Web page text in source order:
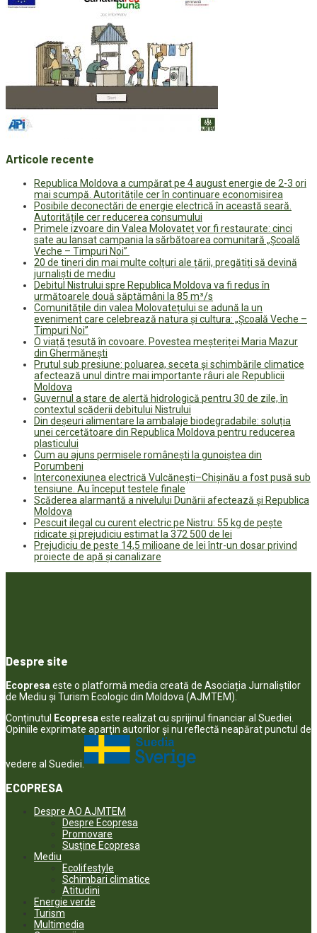
Articole recente
Republica Moldova a cumpărat pe 4 august energie de 2-3 ori
mai scumpă. Autoritățile cer în continuare economisirea
Posibile deconectări de energie electrică în această seară.
Autoritățile cer reducerea consumului
Primele izvoare din Valea Molovateț vor fi restaurate: cinci
sate au lansat campania la sărbătoarea comunitară „Școală
Veche – Timpuri Noi”
20 de tineri din mai multe colțuri ale țării, pregătiți să devină
jurnaliști de mediu
Debitul Nistrului spre Republica Moldova va fi redus în
următoarele două săptămâni la 85 m³/s
Comunitățile din valea Molovatețului se adună la un
eveniment care celebrează natura și cultura: „Școală Veche –
Timpuri Noi”
O viață țesută în covoare. Povestea meșteriței Maria Mazur
din Ghermănești
Prutul sub presiune: poluarea, seceta și schimbările climatice
afectează unul dintre mai importante râuri ale Republicii
Moldova
Guvernul a stare de alertă hidrologică pentru 30 de zile, în
contextul scăderii debitului Nistrului
Din deșeuri alimentare la ambalaje biodegradabile: soluția
unei cercetătoare din Republica Moldova pentru reducerea
plasticului
Cum au ajuns permisele românești la gunoiștea din
Porumbeni
Interconexiunea electrică Vulcănești–Chișinău a fost pusă sub
tensiune. Au început testele finale
Scăderea alarmantă a nivelului Dunării afectează și Republica
Moldova
Pescuit ilegal cu curent electric pe Nistru: 55 kg de pește
ridicate și prejudiciu estimat la 372 500 de lei
Prejudiciu de peste 14,5 milioane de lei într-un dosar privind
proiecte de apă și canalizare
Despre site
Ecopresa este o platformă media creată de Asociația Jurnaliștilor
de Mediu și Turism Ecologic din Moldova (AJMTEM).
Conținutul Ecopresa este realizat cu sprijinul financiar al Suediei.
Opiniile exprimate aparţin autorilor şi nu reflectă neapărat punctul de
vedere al Suediei.
ECOPRESA
Despre AO AJMTEM
Despre Ecopresa
Promovare
Susține Ecopresa
Mediu
Ecolifestyle
Schimbari climatice
Atitudini
Energie verde
Turism
Multimedia